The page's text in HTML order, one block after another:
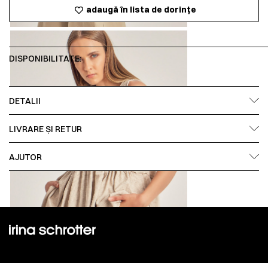
adaugă în lista de dorințe
DISPONIBILITATE:
DETALII
LIVRARE ȘI RETUR
AJUTOR